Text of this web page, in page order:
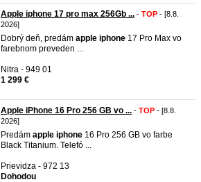
Apple iphone 17 pro max 256Gb ... - TOP - [8.8.
2026]
Dobrý deň, predám apple iphone 17 Pro Max vo
farebnom preveden ...
Nitra - 949 01
1 299 €
Apple iPhone 16 Pro 256 GB vo ... - TOP - [8.8.
2026]
Predám apple iphone 16 Pro 256 GB vo farbe
Black Titanium. Telefó ...
Prievidza - 972 13
Dohodou